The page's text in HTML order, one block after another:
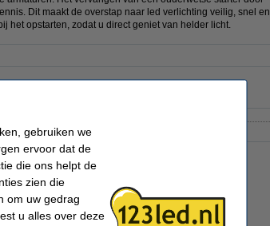
Dit maakt de overstap naar led verlichting veilig, snel en
het opstarten, zodat u direct geniet van helder licht.
gebruiken we
ervoor dat de
die ons helpt de
zien die
om uw gedrag
u alles over deze